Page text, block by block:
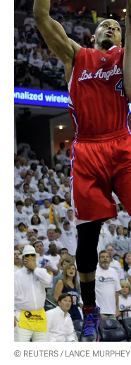
© REUTERS / LANCE MURPHEY